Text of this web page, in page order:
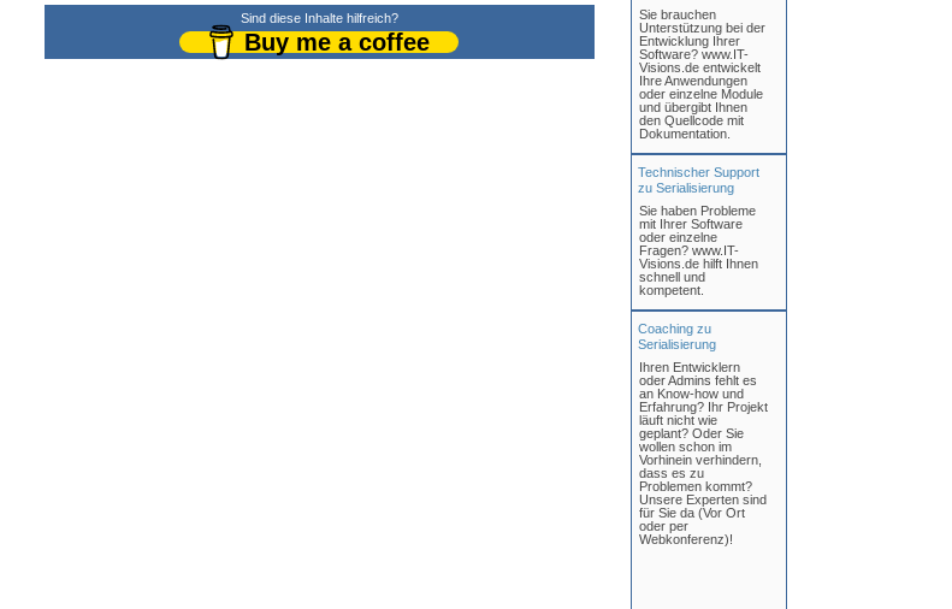
Sind diese Inhalte hilfreich?
Buy me a coffee
Sie brauchen
Unterstützung bei der
Entwicklung Ihrer
Software? www.IT-
Visions.de entwickelt
Ihre Anwendungen
oder einzelne Module
und übergibt Ihnen
den Quellcode mit
Dokumentation.
Technischer Support
zu Serialisierung
Sie haben Probleme
mit Ihrer Software
oder einzelne
Fragen? www.IT-
Visions.de hilft Ihnen
schnell und
kompetent.
Coaching zu
Serialisierung
Ihren Entwicklern
oder Admins fehlt es
an Know-how und
Erfahrung? Ihr Projekt
läuft nicht wie
geplant? Oder Sie
wollen schon im
Vorhinein verhindern,
dass es zu
Problemen kommt?
Unsere Experten sind
für Sie da (Vor Ort
oder per
Webkonferenz)!